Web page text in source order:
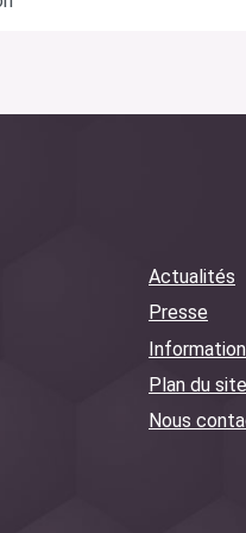
Actualités
Presse
Plan du site
Nous